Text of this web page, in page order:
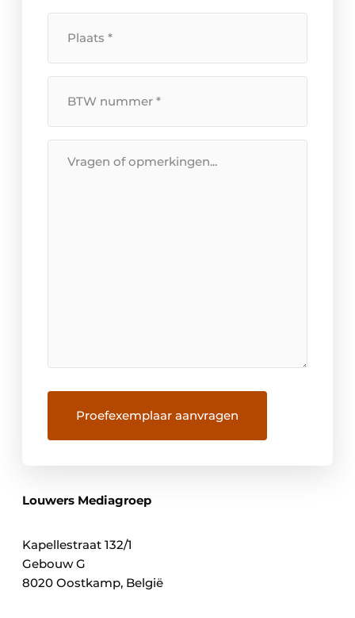
Nummer
*
Louwers Mediagroep
Kapellestraat 132/1
Gebouw G
8020 Oostkamp, België